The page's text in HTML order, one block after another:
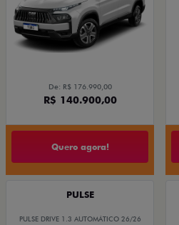
De: R$ 176.990,00
R$ 140.900,00
Quero agora!
PULSE
PULSE DRIVE 1.3 AUTOMÁTICO 26/26